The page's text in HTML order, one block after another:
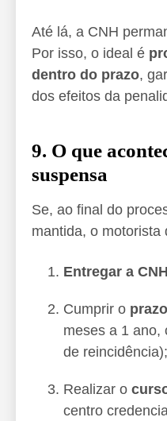
Até lá, a CNH
Por isso, o ideal é
dentro do prazo,
dos efeitos da
9. O que
suspensa
Se, ao final do
mantida, o motorista
Entregar a CNH
Cumprir o
meses a 1 ano,
de reincidência);
Realizar o
centro